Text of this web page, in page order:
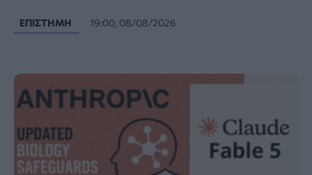
ΕΠΙΣΤΉΜΗ 19:00, 08/08/2026